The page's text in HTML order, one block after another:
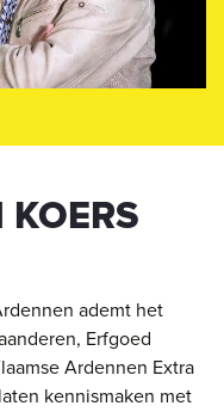
KOERS
ademt het
Erfgoed
Ardennen Extra
kennismaken met